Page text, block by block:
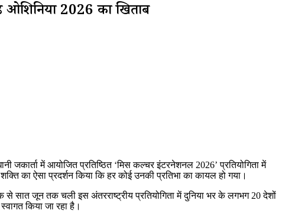
ओशिनिया 2026 का खिताब
जकार्ता में आयोजित प्रतिष्ठित ‘मिस कल्चर इंटरनेशनल 2026’ प्रतियोगिता में
का ऐसा प्रदर्शन किया कि हर कोई उनकी प्रतिभा का कायल हो गया।
से सात जून तक चली इस अंतरराष्ट्रीय प्रतियोगिता में दुनिया भर के लगभग 20 देशों
किया जा रहा है।